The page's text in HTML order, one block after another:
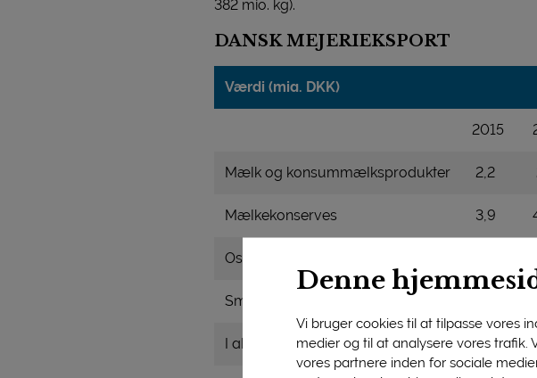
Denne
Vi bruger cookies til at tilpasse vores
medier og til at analysere vores trafik.
vores partnere inden for sociale
382 mio. kg).
DANSK MEJERIEKSPORT
Værdi (mia. DKK)
2015
Mælk og konsummælksprodukter 2,2
Mælkekonserves 3,9
Ost
Smør og smørolie
I alt 16,8